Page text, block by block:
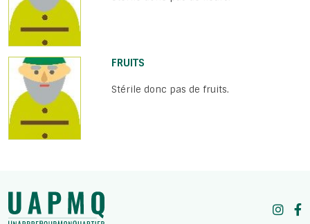
FRUITS
Stérile donc pas de fruits.